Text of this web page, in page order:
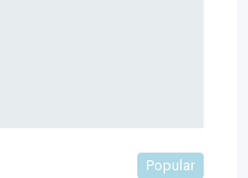
Popular